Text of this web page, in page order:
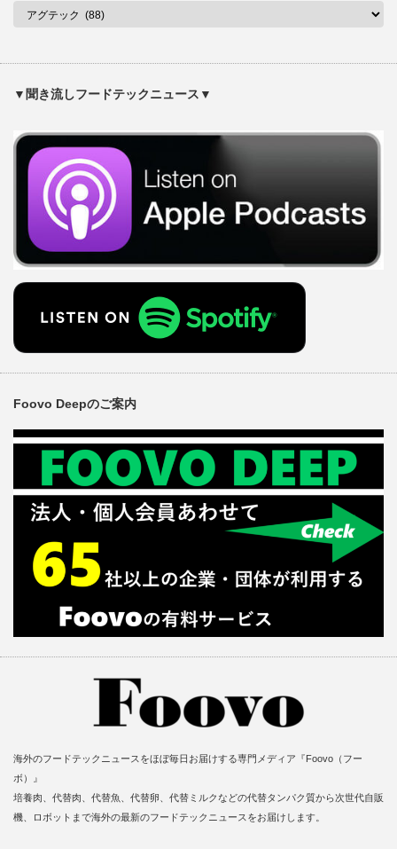
▼聞き流しフードテックニュース▼
Foovo Deepのご案内
海外のフードテックニュースをほぼ毎日お届けする専門メディア『Foovo（フー
ボ）』
培養肉、代替肉、代替魚、代替卵、代替ミルクなどの代替タンパク質から次世代自販
機、ロボットまで海外の最新のフードテックニュースをお届けします。